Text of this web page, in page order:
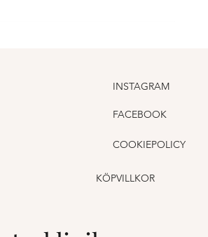
KÖPVILLKOR
COOKIEPOLICY
INSTAGRAM
FACEBOOK